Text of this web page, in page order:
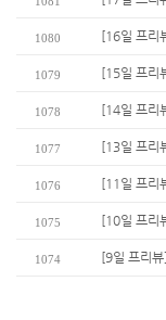
1080 [16일 프리
1079 [15일 프리
1078 [14일 프리
1077 [13일 프리
1076 [11일 프리
1075 [10일 프리
1074 [9일 프리